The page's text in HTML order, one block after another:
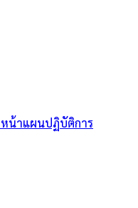
น้าแผนปฏิบัติการ